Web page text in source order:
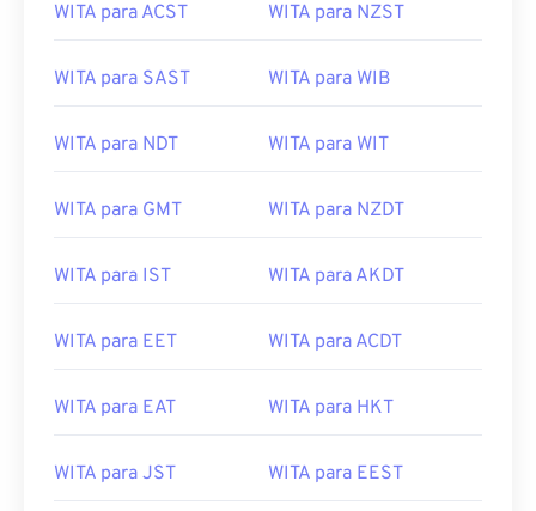
WITA para ACST WITA para NZST
WITA para SAST WITA para WIB
WITA para NDT WITA para WIT
WITA para GMT WITA para NZDT
WITA para IST WITA para AKDT
WITA para EET WITA para ACDT
WITA para EAT WITA para HKT
WITA para JST WITA para EEST